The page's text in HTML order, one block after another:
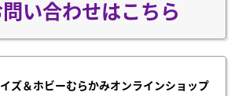
い合わせはこちら
イズ＆ホビーむらかみオンラインショップ